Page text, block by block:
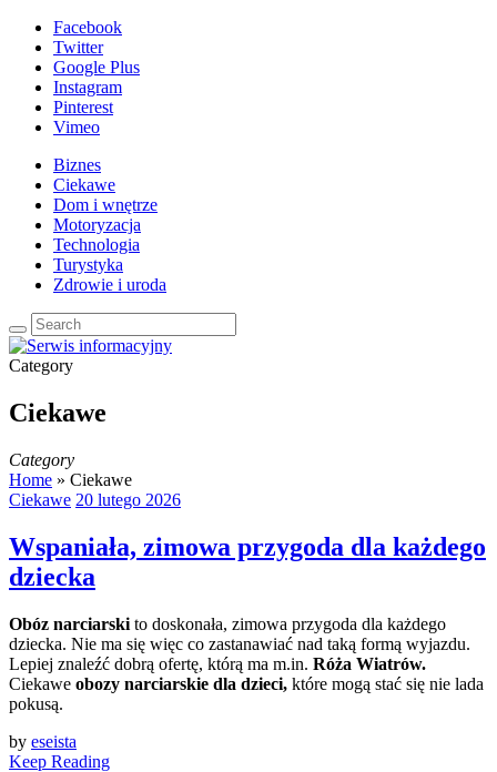
Facebook
Twitter
Google Plus
Instagram
Pinterest
Vimeo
Biznes
Ciekawe
Dom i wnętrze
Motoryzacja
Technologia
Turystyka
Zdrowie i uroda
Category
Ciekawe
Category
Home » Ciekawe
Ciekawe 20 lutego 2026
Wspaniała, zimowa przygoda dla każdego
dziecka
Obóz narciarski to doskonała, zimowa przygoda dla każdego
dziecka. Nie ma się więc co zastanawiać nad taką formą wyjazdu.
Lepiej znaleźć dobrą ofertę, którą ma m.in. Róża Wiatrów.
Ciekawe obozy narciarskie dla dzieci, które mogą stać się nie lada
pokusą.
by eseista
Keep Reading